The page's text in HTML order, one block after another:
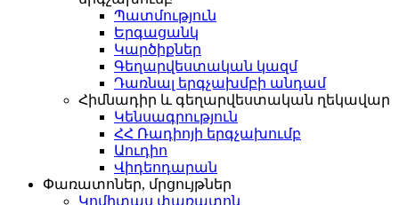
Պատմություն
Երգացանկ
Կարծիքներ
Գեղարվեստական կազմ
Դառնալ երգչախմբի անդամ
Հիմնադիր և գեղարվեստական ղեկավար
Կենսագրություն
ՀՀ Ռադիոյի երգչախումբ
Աուդիո
Վիդեոդարան
Փառատոներ, մրցույթներ
Կոմիտաս փառատոն